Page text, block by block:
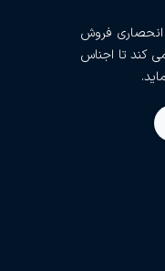
انحصاری فروش
کند تا اجناس